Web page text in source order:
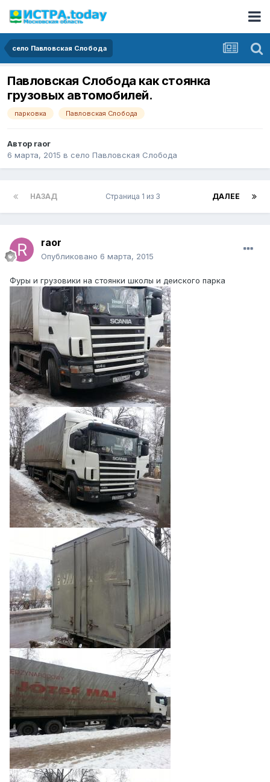
село Павловская Слобода
Павловская Слобода как стоянка
грузовых автомобилей.
парковка Павловская Слобода
Автор raor
6 марта, 2015 в село Павловская Слобода
НАЗАД ДАЛЕЕ
Страница 1 из 3
raor
Опубликовано 6 марта, 2015
Фуры и грузовики на стоянки школы и деиского парка